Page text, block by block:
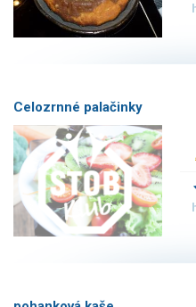
Celozrnné palačinky